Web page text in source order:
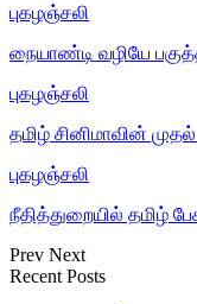
புகழஞ்சலி
நையாண்டி வழியே
புகழஞ்சலி
தமிழ் சினிமாவின்
புகழஞ்சலி
நீதித்துறையில் தமிழ்
Prev Next
Recent Posts